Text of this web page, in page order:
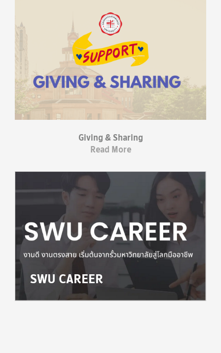
Giving & Sharing
Read More
SWU CAREER